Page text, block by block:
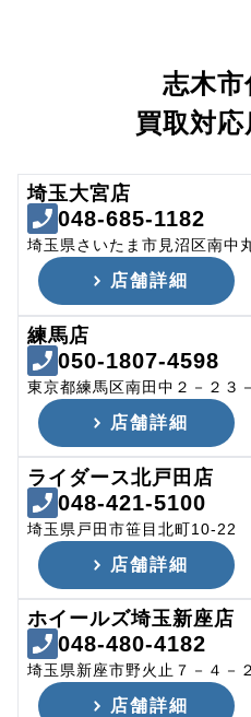
志木市
買取対
埼玉大宮店
048-685-1182
埼玉県さいたま市見沼区南中
店舗詳細
練馬店
050-1807-4598
東京都練馬区南田中２－２３
店舗詳細
ライダース北戸田店
048-421-5100
埼玉県戸田市笹目北町10-22
店舗詳細
ホイールズ埼玉新座店
048-480-4182
埼玉県新座市野火止７－４－２
店舗詳細